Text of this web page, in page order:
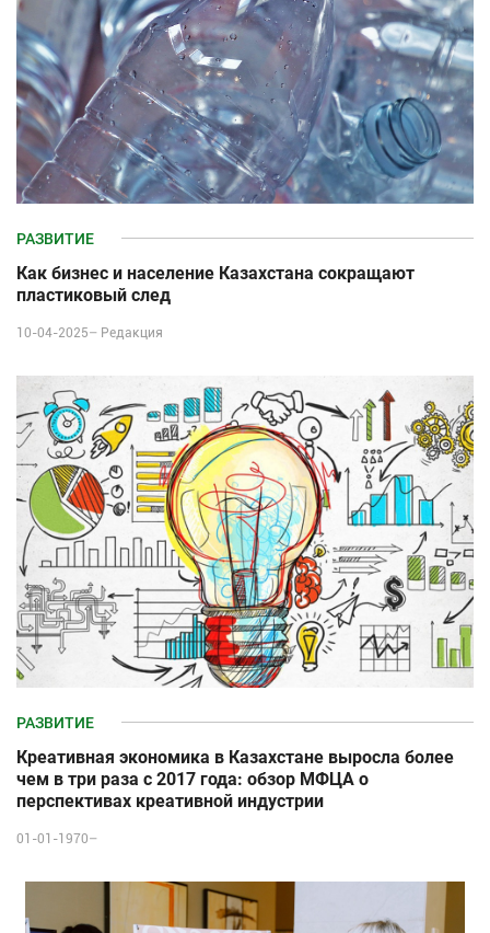
РАЗВИТИЕ
Как бизнес и население Казахстана сокращают
пластиковый след
10-04-2025– Редакция
РАЗВИТИЕ
Креативная экономика в Казахстане выросла более
чем в три раза с 2017 года: обзор МФЦА о
перспективах креативной индустрии
01-01-1970–